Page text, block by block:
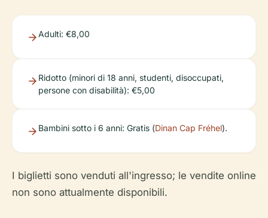
Adulti: €8,00
Ridotto (minori di 18 anni, studenti, disoccupati,
persone con disabilità): €5,00
Bambini sotto i 6 anni: Gratis (Dinan Cap Fréhel).
I biglietti sono venduti all'ingresso; le vendite online
non sono attualmente disponibili.